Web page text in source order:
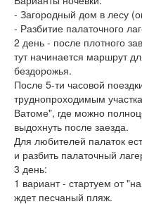
- Загородный дом в лесу
- Разбитие палаточного
2 день - после плотного
тут начинается маршрут
бездорожья.
После 5-ти часовой
труднопроходимым
Ватоме", где можно
выдохнуть после заезда.
Для любителей палаток
и разбить палаточный
3 день:
1 вариант - стартуем от
ждет песчаный пляж.